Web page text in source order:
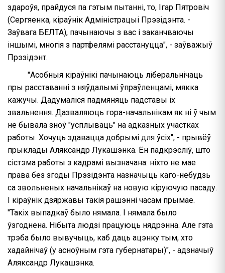
здароўя, прайдуся па гэтым пытанні, то, Ігар Пятровіч
(Сергяенка, кіраўнік Адміністрацыі Прэзідэнта. -
Заўвага БЕЛТА), пачынаючы з вас і заканчваючы
іншымі, многія з партфелямі расстануцца", - заўважыў
Прэзідэнт.
"Асобныя кіраўнікі пачынаюць ліберальнічаць
пры расставанні з няўдалымі ўпраўленцамі, мякка
кажучы. Дадумаліся падмяняць падставы іх
звальнення. Дазваляюць гора-начальнікам як ні ў чым
не бывала зноў "усплываць" на адказных участках
работы. Хочуць здавацца добрымі для ўсіх", - прывёў
прыклады Аляксандр Лукашэнка. Ён падкрэсліў, што
сістэма работы з кадрамі вызначана: ніхто не мае
права без згоды Прэзідэнта назначыць каго-небудзь
са звольненых начальнікаў на новую кіруючую пасаду.
І кіраўнік дзяржавы такія рашэнні часам прымае.
"Такіх выпадкаў было нямала. І нямала было
ўзгоднена. Нібыта людзі працуюць нядрэнна. Але гэта
трэба было вывучыць, каб даць ацэнку тым, хто
хадайнічаў (у асноўным гэта губернатары)", - адзначыў
Аляксандр Лукашэнка.